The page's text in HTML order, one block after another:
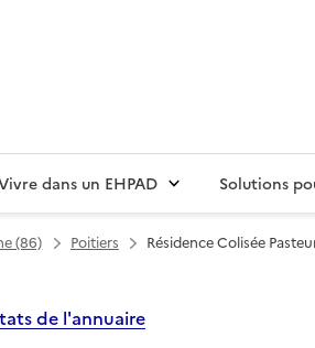
dans un EHPAD Solutions
(86) Poitiers Résidence Colisée
de l'annuaire